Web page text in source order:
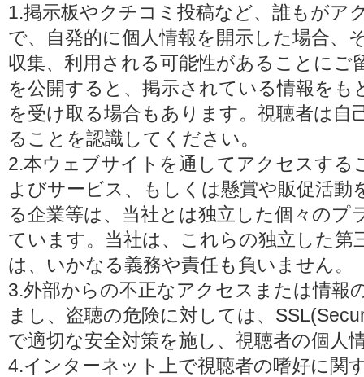
1.掲示板やクチコミ投稿など、誰もがア
で、自発的に個人情報を開示した場合、
収集、利用される可能性があることに
を公開すると、掲示されている情報を
を受け取る場合もあります。視聴者は自
ることを認識してください。
2.本ウェブサイトを通してアクセスする
よびサービス、もしくは懸賞や販促活動
る企業等は、当社とは独立した個々のプ
ています。当社は、これらの独立した第
は、いかなる義務や責任も負いません。
3.外部からの不正なアクセスまたは情報
まし、盗聴の危険に対しては、
で適切な安全対策を施し、視聴者の個人
4.インターネット上で視聴者の嗜好に関